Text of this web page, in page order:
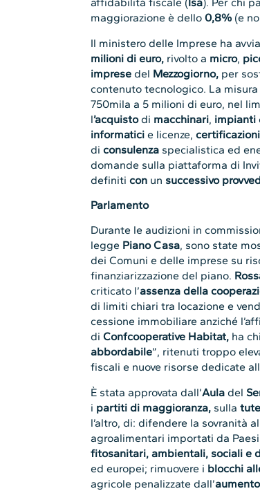
maggiorazione è dello0,8% (e
Il ministero delle Imprese ha
milioni di euro, rivolto a micro,
impresedel Mezzogiorno, per
contenuto tecnologico. La
750mila a 5 milioni di euro, nel
l’acquistodi macchinari, impianti
informatici e licenze,
diconsulenza specialistica ed
domande sulla piattaforma di
definiticon un successivo
Parlamento
Durante le audizioni in
legge Piano Casa, sono state
dei Comuni e delle imprese su
finanziarizzazione del piano.
criticato l’assenza della
di limiti chiari tra locazione e
cessione immobiliare anziché
diConfcooperative Habitat, ha
abbordabile”, ritenuti troppo
fiscali e nuove risorse dedicate
È stata approvata dall’Aula del
i partiti di maggioranza, sulla
l’altro, di: difendere la sovranità
agroalimentari importati da
fitosanitari, ambientali, sociali e
ed europei; rimuovere i blocchi
agricole penalizzate dall’